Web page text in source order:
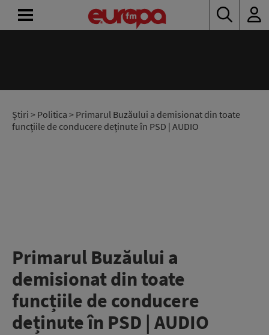
Știri > Politica > Primarul Buzăului a demisionat din toate
funcțiile de conducere deținute în PSD | AUDIO
Primarul Buzăului a
demisionat din toate
funcțiile de conducere
deținute în PSD | AUDIO
RADIO